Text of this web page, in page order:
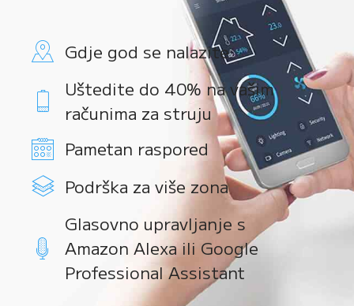
Gdje god se nalazite
Uštedite do 40% na vašim
računima za struju
Pametan raspored
Podrška za više zona
Glasovno upravljanje s
Amazon Alexa ili Google
Professional Assistant